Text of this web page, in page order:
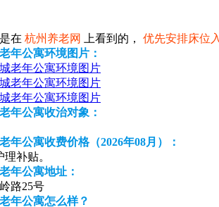
在 杭州养老网 上看到的， 优先安排床位
年公寓环境图片：
年公寓收治对象：
年公寓收费价格（2026年08月）：
补贴。
年公寓地址：
路25号
年公寓怎么样？